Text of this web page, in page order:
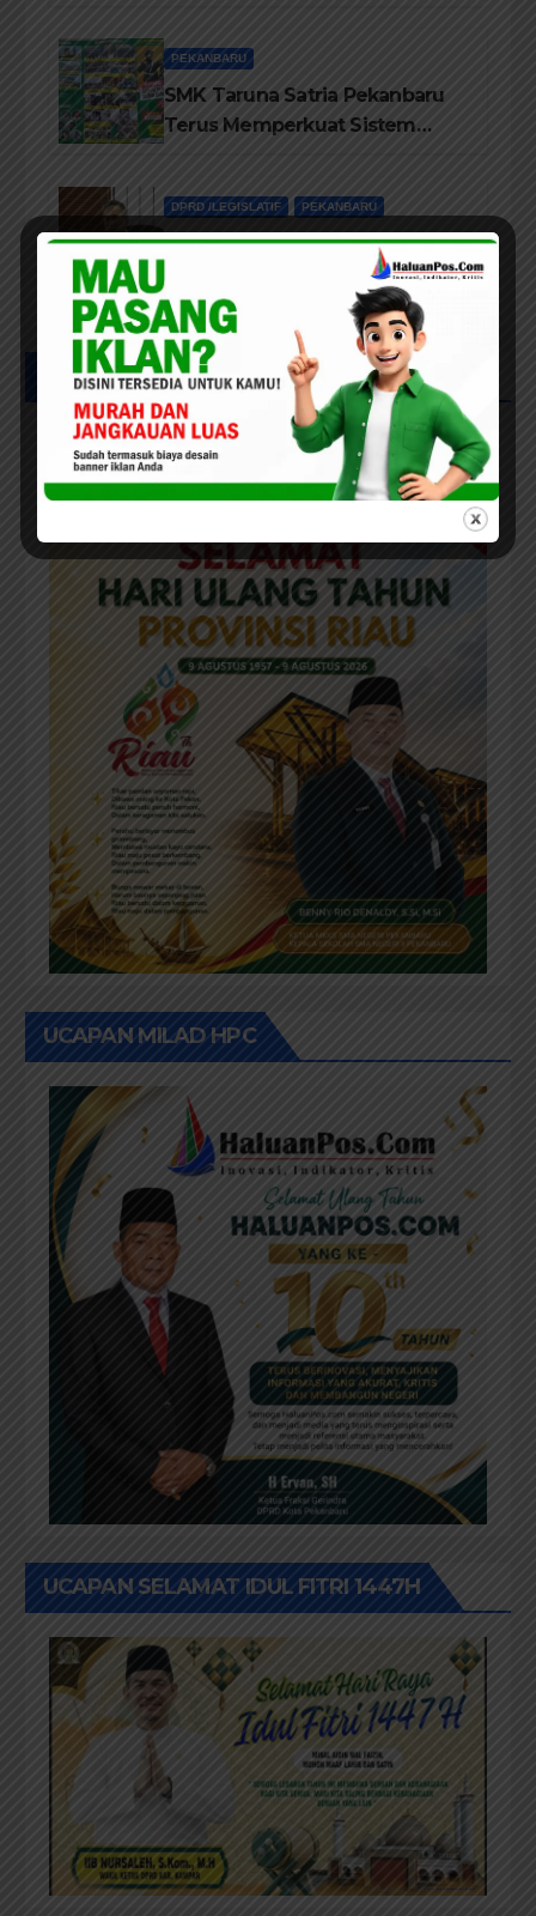
PEKANBARU
SMK Taruna Satria Pekanbaru
Terus Memperkuat Sistem
DPRD /LEGISLATIF PEKANBARU
Dukung Program Seragam
Pekanbaru sebut Anggaran
Rehab Sekolah Harus
Diprioritaskan
UCAPAN IKLAN HUT RIAU KE-69
UCAPAN MILAD HPC
UCAPAN SELAMAT IDUL FITRI 1447H